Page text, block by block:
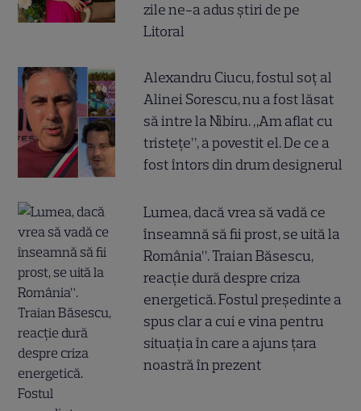
zile ne-a adus știri de pe
Litoral
Alexandru Ciucu, fostul soț al
Alinei Sorescu, nu a fost lăsat
să intre la Nibiru. „Am aflat cu
tristețe”, a povestit el. De ce a
fost întors din drum designerul
Lumea, dacă vrea să vadă ce
înseamnă să fii prost, se uită la
România”. Traian Băsescu,
reacție dură despre criza
energetică. Fostul președinte a
spus clar a cui e vina pentru
situația în care a ajuns țara
noastră în prezent